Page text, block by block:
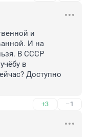
и
И на
В СССР
в
Доступно
+3 –1